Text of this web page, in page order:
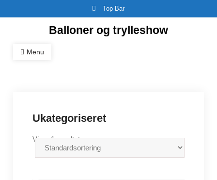
to
Top Bar
Balloner og trylleshow
Menu
Ukategoriseret
Viser 1 resultat